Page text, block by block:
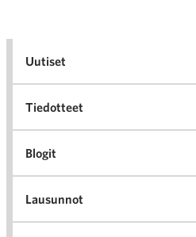
Uutiset
Tiedotteet
Blogit
Lausunnot